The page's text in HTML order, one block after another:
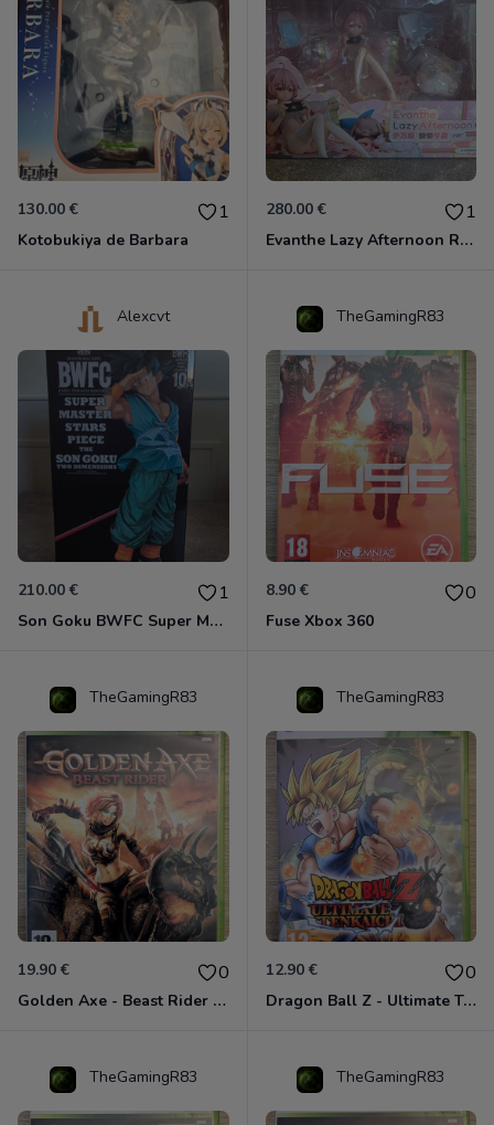
130.00 € 1
Kotobukiya de Barbara
280.00 € 1
Evanthe Lazy Afternoon Red Pride of Eden
Alexcvt
210.00 € 1
Son Goku BWFC Super Master Stars
TheGamingR83
8.90 € 0
Fuse Xbox 360
TheGamingR83
19.90 € 0
Golden Axe - Beast Rider Xbox 360
TheGamingR83
12.90 € 0
Dragon Ball Z - Ultimate Tenkaichi Xbox 360
TheGamingR83 TheGamingR83